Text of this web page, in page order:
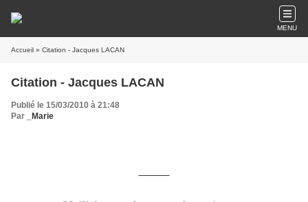
MENU
Accueil » Citation - Jacques LACAN
Citation - Jacques LACAN
Publié le 15/03/2010 à 21:48
Par
_Marie